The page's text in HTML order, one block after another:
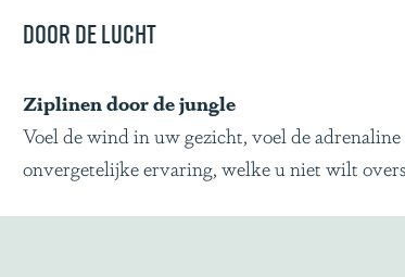
Door de lucht
Ziplinen door de jungle
Voel de wind in uw gezicht, voel de
onvergetelijke ervaring, welke u niet wilt